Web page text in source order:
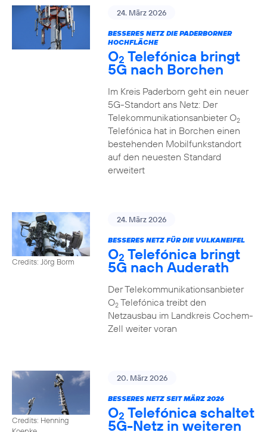
24. März 2026
BESSERES NETZ DIE PADERBORNER
HOCHFLÄCHE
O2 Telefónica bringt
5G nach Borchen
Im Kreis Paderborn geht ein neuer
5G-Standort ans Netz: Der
Telekommunikationsanbieter O2
Telefónica hat in Borchen einen
bestehenden Mobilfunkstandort
auf den neuesten Standard
erweitert
Credits: Jörg Borm
24. März 2026
BESSERES NETZ FÜR DIE VULKANEIFEL
O2 Telefónica bringt
5G nach Auderath
Der Telekommunikationsanbieter
O2Telefónica treibt den
Netzausbau im Landkreis Cochem-
Zell weiter voran
Credits: Henning
20. März 2026
BESSERES NETZ SEIT MÄRZ 2026
O2 Telefónica schaltet
5G-Netz in weiteren